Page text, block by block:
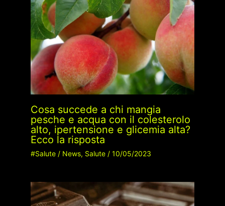
Cosa succede a chi mangia
pesche e acqua con il colesterolo
alto, ipertensione e glicemia alta?
Ecco la risposta
#Salute/ News, Salute/ 10/05/2023